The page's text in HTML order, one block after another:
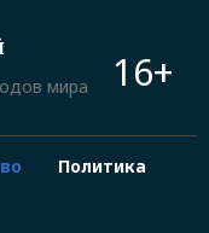
мира
16+
Политика